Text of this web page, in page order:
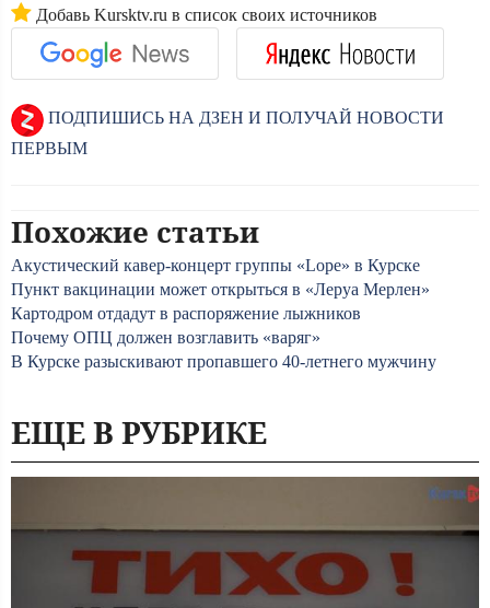
Добавь Kursktv.ru в список своих источников
ПОДПИШИСЬ НА ДЗЕН И ПОЛУЧАЙ НОВОСТИ
ПЕРВЫМ
Похожие статьи
Акустический кавер-концерт группы «Lope» в Курске
Пункт вакцинации может открыться в «Леруа Мерлен»
Картодром отдадут в распоряжение лыжников
Почему ОПЦ должен возглавить «варяг»
В Курске разыскивают пропавшего 40-летнего мужчину
ЕЩЕ В РУБРИКЕ